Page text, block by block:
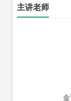
主讲老师